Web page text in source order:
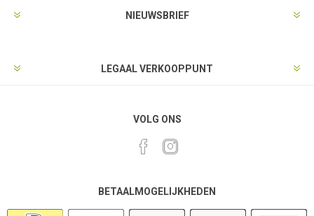
NIEUWSBRIEF
LEGAAL VERKOOPPUNT
VOLG ONS
BETAALMOGELIJKHEDEN